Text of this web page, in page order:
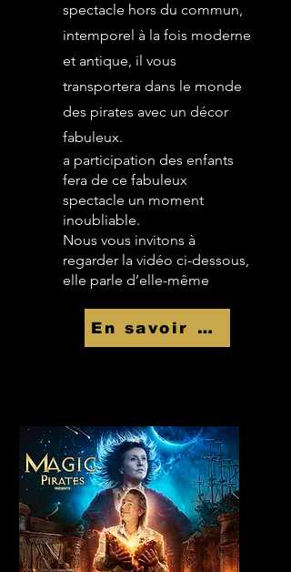
spectacle hors du commun,
intemporel à la fois moderne
et antique, il vous
transportera dans le monde
des pirates avec un décor
fabuleux.
a participation des enfants
fera de ce fabuleux
spectacle un moment
inoubliable.
Nous vous invitons à
regarder la vidéo ci-dessous,
elle parle d’elle-même
En savoir Plus